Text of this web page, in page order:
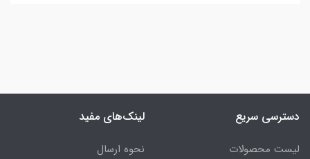
دسترسی سریع
لیست محصولات
لینک‌های مفید
نحوه ارسال